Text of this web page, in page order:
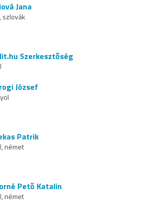
Jana
szlovák
Szerkesztőség
József
Patrik
német
Pető Katalin
német